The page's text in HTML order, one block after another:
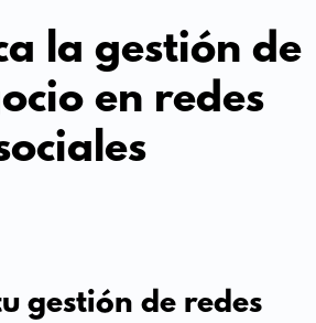
la gestión de
en redes
gestión de redes